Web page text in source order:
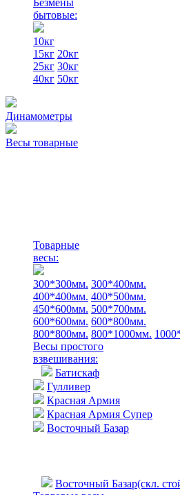
Безмены
бытовые:
10кг
15кг 20кг
25кг 30кг
40кг 50кг
Динамометры
Весы товарные
Товарные
весы:
300*300мм. 300*400мм.
400*400мм. 400*500мм.
450*600мм. 500*700мм.
600*600мм. 600*800мм.
800*800мм. 800*1000мм.
Весы простого
взвешивания:
Батискаф
Гулливер
Красная Армия
Красная Армия Супер
Восточный Базар
Восточный Базар(скл.